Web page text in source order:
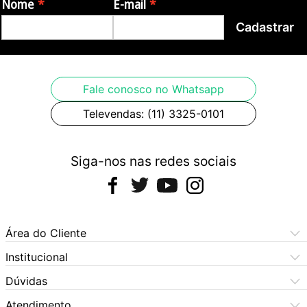
- Material da ponte: Madeira projetada
Nome E-mail
Cadastrar
Fale conosco no Whatsapp
Televendas: (11) 3325-0101
Siga-nos nas redes sociais
Área do Cliente
Meus Pedidos
Meus Dados
Institucional
Central de Atendimento
Dúvidas Frequentes
Dúvidas
Como Comprar